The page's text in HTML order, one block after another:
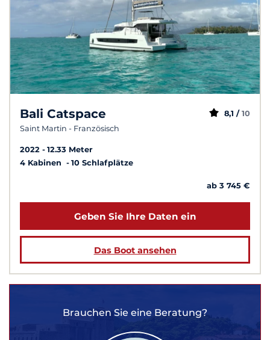
Bali Catspace
Saint Martin - Französisch
8,1 / 10
2022
12.33 Meter
4 Kabinen
10 Schlafplätze
ab 3 745 €
Geben Sie Ihre Daten ein
Das Boot ansehen
Brauchen Sie eine Beratung?